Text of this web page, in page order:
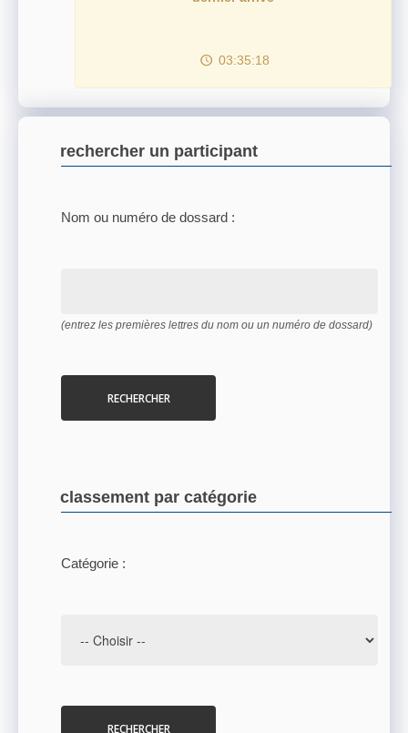
03:35:18
rechercher un participant
Nom ou numéro de dossard :
(entrez les premières lettres du nom ou un numéro de dossard)
RECHERCHER
classement par catégorie
Catégorie :
RECHERCHER